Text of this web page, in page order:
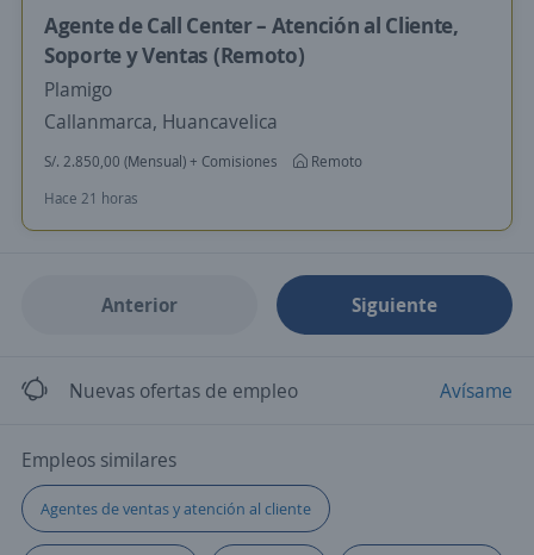
Agente de Call Center – Atención al Cliente,
Soporte y Ventas (Remoto)
Plamigo
Callanmarca, Huancavelica
S/. 2.850,00 (Mensual) + Comisiones
Remoto
Hace 21 horas
Anterior Siguiente
Nuevas ofertas de empleo Avísame
Empleos similares
Agentes de ventas y atención al cliente